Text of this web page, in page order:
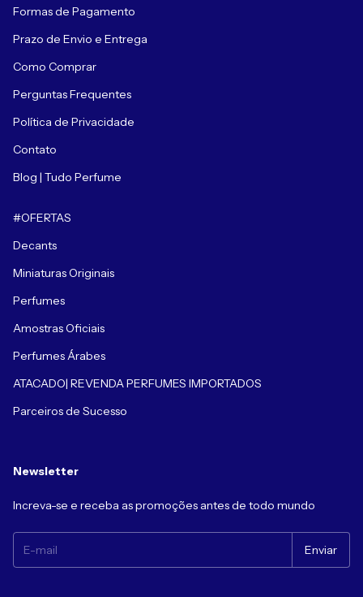
Formas de Pagamento
Prazo de Envio e Entrega
Como Comprar
Perguntas Frequentes
Política de Privacidade
Contato
Blog | Tudo Perfume
#OFERTAS
Decants
Miniaturas Originais
Perfumes
Amostras Oficiais
Perfumes Árabes
ATACADO| REVENDA PERFUMES IMPORTADOS
Parceiros de Sucesso
Newsletter
Increva-se e receba as promoções antes de todo mundo